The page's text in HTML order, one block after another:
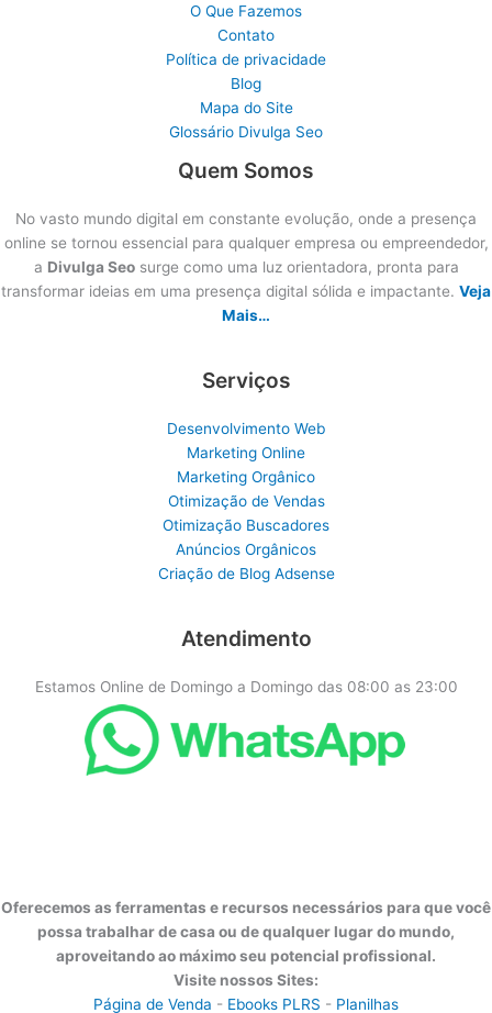
O Que Fazemos
Contato
Política de privacidade
Blog
Mapa do Site
Glossário Divulga Seo
Quem Somos
No vasto mundo digital em constante evolução, onde a presença
online se tornou essencial para qualquer empresa ou empreendedor,
a Divulga Seosurge como uma luz orientadora, pronta para
transformar ideias em uma presença digital sólida e impactante. Veja
Mais…
Serviços
Desenvolvimento Web
Marketing Online
Marketing Orgânico
Otimização de Vendas
Otimização Buscadores
Anúncios Orgânicos
Criação de Blog Adsense
Atendimento
Estamos Online de Domingo a Domingo das 08:00 as 23:00
Oferecemos as ferramentas e recursos necessários para que você
possa trabalhar de casa ou de qualquer lugar do mundo,
aproveitando ao máximo seu potencial profissional.
Visite nossos Sites:
Página de Venda - Ebooks PLRS - Planilhas